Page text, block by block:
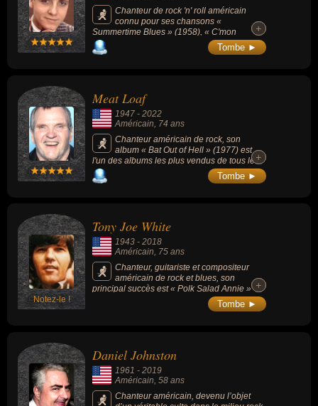
Chanteur de rock 'n' roll américain
connu pour ses chansons «
Summertime Blues » (1958), « C'mon
Everybody » (1958) ou « Somethin' Else »
(1959).
+
+
Tombe ►
Meat Loaf
1947 - 2022
Américain , 74 ans
Chanteur américain de rock, son
album « Bat Out of Hell » (1977) est
l'un des albums les plus vendus de tous les
temps avec 43 millions d'exemplaires et
contient le titre « Paradise by the Dashboard
dans le film « The Rocky Horror Picture
Show » (1975) en tant qu'Eddie, mais aussi
dans le film « Fight Club » (1999, drame /
thriller, avec Brad Pitt et Edward Norton).
+
+
Tombe ►
Notez-le !
Tony Joe White
1943 - 2018
Américain, 75 ans
Chanteur, guitariste et compositeur
américain de rock et blues, son
principal succès est « Polk Salad Annie »
(1969). Il était l'archétype, avec son confrère
guitariste de l’Oklahoma J.J. Cale (1938-
+
+
Tombe ►
Daniel Johnston
1961 - 2019
Américain , 58 ans
Chanteur américain, devenu l’objet